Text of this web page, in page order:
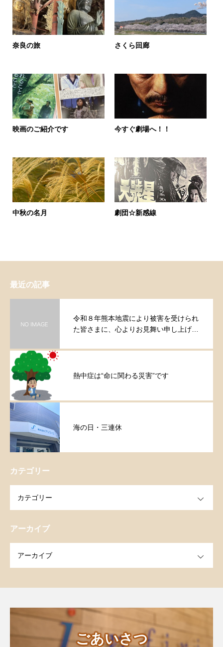
奈良の旅 さくら回廊
映画のご紹介です 今すぐ劇場へ！！
中秋の名月 劇団☆新感線
最近の記事
令和８年熊本地震により被害を受けられ
た皆さまに、心よりお見舞い申し上げま
熱中症は“命に関わる災害”です
海の日・三連休
カテゴリー
アーカイブ
ごあいさつ